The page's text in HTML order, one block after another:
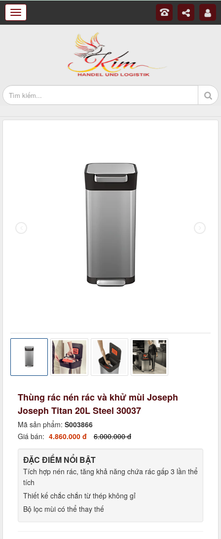
Thùng rác nén rác và khử mùi Joseph
Joseph Titan 20L Steel 30037
Mã sản phẩm: S003866
Giá bán: 4.860.000 đ 6.000.000 đ
ĐẶC ĐIỂM NỔI BẬT
Tích hợp nén rác, tăng khả năng chứa rác gấp 3 lần thể
tích
Thiết kế chắc chắn từ thép không gỉ
Bộ lọc mùi có thể thay thế